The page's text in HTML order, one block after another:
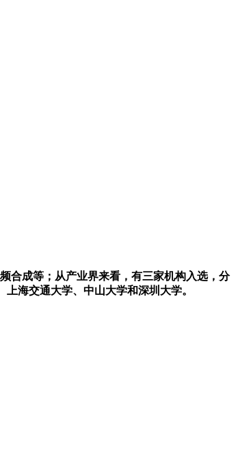
成等；从产业界来看，有三家机构入选，分
海交通大学、中山大学和深圳大学。